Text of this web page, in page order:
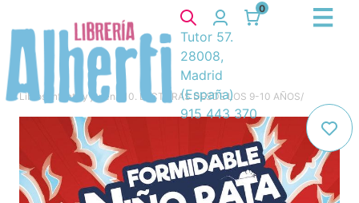
0
Tutor 57.
28008,
Madrid
(España)
915 443 370
Libros Infantil y juvenil 10. LECTURAS DESDE LOS 9-10 AÑOS/